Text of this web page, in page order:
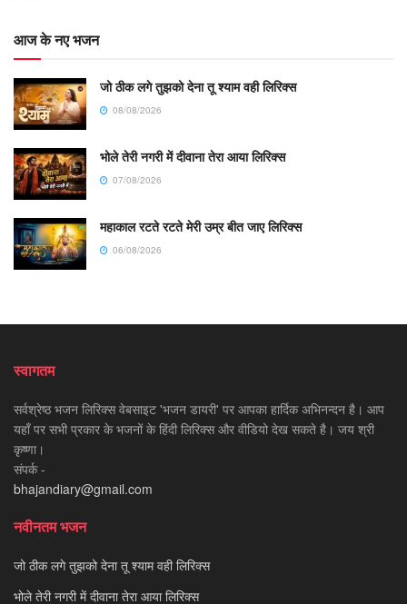
आज के नए भजन
जो ठीक लगे तुझको देना तू श्याम वही लिरिक्स
08/08/2026
भोले तेरी नगरी में दीवाना तेरा आया लिरिक्स
07/08/2026
महाकाल रटते रटते मेरी उम्र बीत जाए लिरिक्स
06/08/2026
स्वागतम
सर्वश्रेष्ठ भजन लिरिक्स वेबसाइट 'भजन डायरी' पर आपका हार्दिक अभिनन्दन है। आप
यहाँ पर सभी प्रकार के भजनों के हिंदी लिरिक्स और वीडियो देख सकते है। जय श्री
कृष्णा।
संपर्क -
bhajandiary@gmail.com
नवीनतम भजन
जो ठीक लगे तुझको देना तू श्याम वही लिरिक्स
भोले तेरी नगरी में दीवाना तेरा आया लिरिक्स